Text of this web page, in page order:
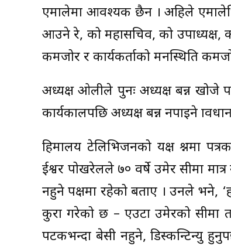
एमालेमा आवश्यक छैन । अहिले
आउने रे, को महासचिव, को उपाध्यक्ष, को
कमजोर र कार्यकर्ताको मनस्थिति
अध्यक्ष ओलीले पुनः अध्यक्ष बन्न खोजे
कार्यकालपछि अध्यक्ष बन्न नपाइने
हिमालय टेलिभिजनको यक्ष प्रश्नमा
ईश्वर पोखरेलले ७० वर्षे उमेर सीमा
नहुने पक्षमा रहेको बताए । उनले भने,
कुरा गरेको छ – एउटा उमेरको सीमा
पटकभन्दा बेसी नहुने, डिस्कन्टिन्यु